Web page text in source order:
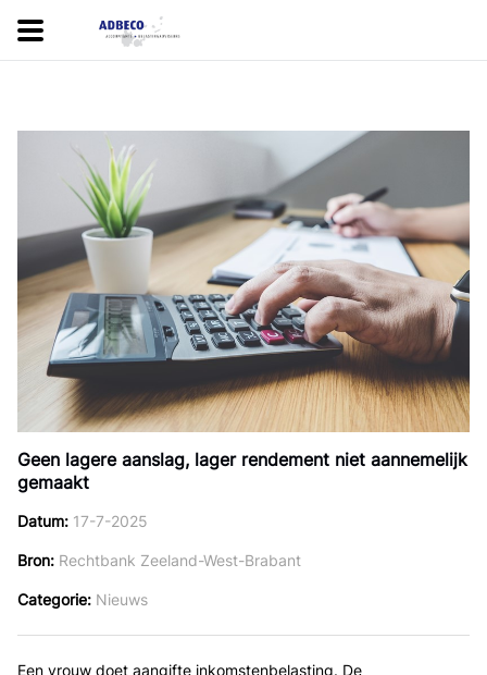
Geen lagere aanslag, lager rendement niet aannemelijk
gemaakt
Datum 17-7-2025
Bron Rechtbank Zeeland-West-Brabant
Categorie Nieuws
Een vrouw doet aangifte inkomstenbelasting. De